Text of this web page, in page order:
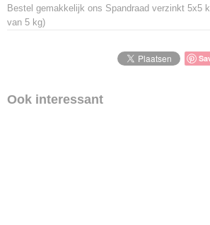
EAN code
5450166147555
Bestel gemakkelijk ons Spandraad verzinkt 5x5
van 5 kg)
Ook interessant